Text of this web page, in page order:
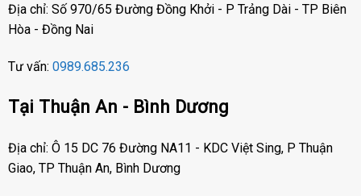
Địa chỉ: Số 970/65 Đường Đồng Khởi - P Trảng Dài - TP Biên
Hòa - Đồng Nai
Tư vấn: 0989.685.236
Tại Thuận An - Bình Dương
Địa chỉ: Ô 15 DC 76 Đường NA11 - KDC Việt Sing, P Thuận
Giao, TP Thuận An, Bình Dương